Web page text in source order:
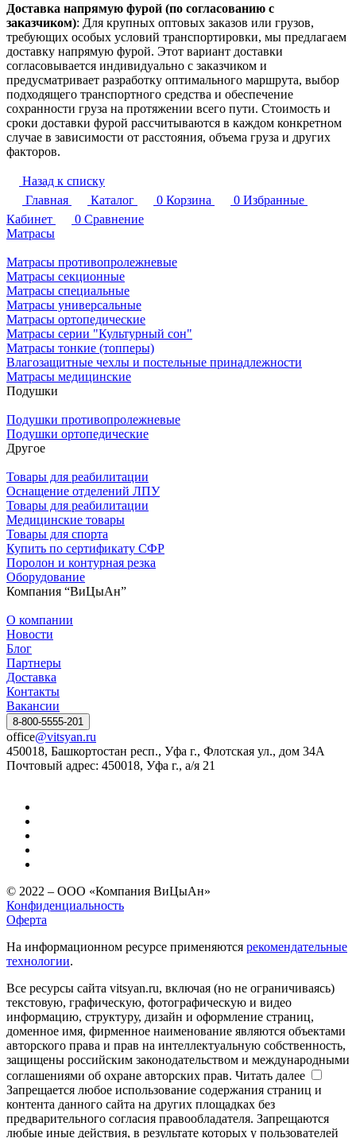
Доставка напрямую фурой (по согласованию с
заказчиком): Для крупных оптовых заказов или грузов,
требующих особых условий транспортировки, мы предлагаем
доставку напрямую фурой. Этот вариант доставки
согласовывается индивидуально с заказчиком и
предусматривает разработку оптимального маршрута, выбор
подходящего транспортного средства и обеспечение
сохранности груза на протяжении всего пути. Стоимость и
сроки доставки фурой рассчитываются в каждом конкретном
случае в зависимости от расстояния, объема груза и других
факторов.
Назад к списку
Главная
Каталог 0 Корзина 0 Избранные
Кабинет
0 Сравнение
Матрасы
Матрасы противопролежневые
Матрасы секционные
Матрасы специальные
Матрасы универсальные
Матрасы ортопедические
Матрасы серии "Культурный сон"
Матрасы тонкие (топперы)
Влагозащитные чехлы и постельные принадлежности
Матрасы медицинские
Подушки
Подушки противопролежневые
Подушки ортопедические
Другое
Товары для реабилитации
Оснащение отделений ЛПУ
Товары для реабилитации
Медицинские товары
Товары для спорта
Купить по сертификату СФР
Поролон и контурная резка
Оборудование
Компания “ВиЦыАн”
О компании
Новости
Блог
Партнеры
Доставка
Контакты
Вакансии
8-800-5555-201
office@vitsyan.ru
450018, Башкортостан респ., Уфа г., Флотская ул., дом 34А
Почтовый адрес: 450018, Уфа г., а/я 21
© 2022 – ООО «Компания ВиЦыАн»
Конфиденциальность
Оферта
На информационном ресурсе применяются рекомендательные
технологии.
Все ресурсы сайта vitsyan.ru, включая (но не ограничиваясь)
текстовую, графическую, фотографическую и видео
информацию, структуру, дизайн и оформление страниц,
доменное имя, фирменное наименование являются объектами
авторского права и прав на интеллектуальную собственность,
защищены российским законодательством и международными
соглашениями об охране авторских прав. Читать далее
Запрещается любое использование содержания страниц и
контента данного сайта на других площадках без
предварительного согласия правообладателя. Запрещаются
любые иные действия, в результате которых у пользователей